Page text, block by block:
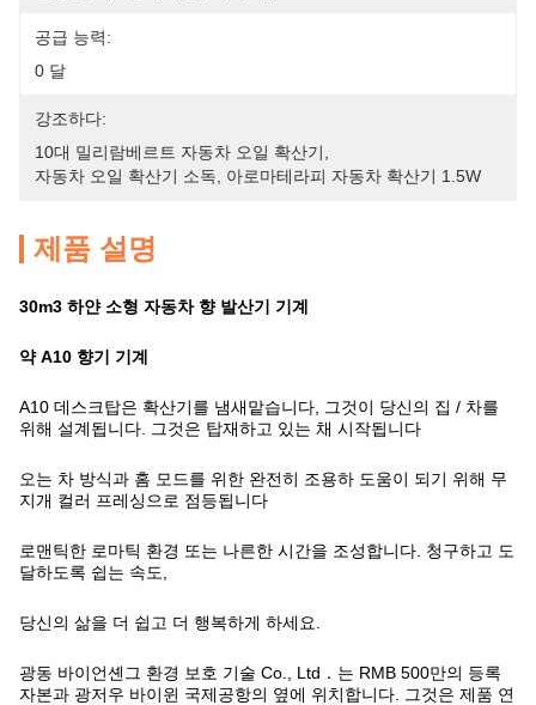
공급 능력:
0 달
강조하다:
10대 밀리람베르트 자동차 오일 확산기
자동차 오일 확산기 소독
아로마테라피 자동차 확산기 1.5W
제품 설명
30m3 하얀 소형 자동차 향 발산기 기계
약 A10 향기 기계
A10 데스크탑은 확산기를 냄새맡습니다, 그것이 당신의 집 / 차를
위해 설계됩니다. 그것은 탑재하고 있는 채 시작됩니다
오는 차 방식과 홈 모드를 위한 완전히 조용하 도움이 되기 위해 무
지개 컬러 프레싱으로 점등됩니다
로맨틱한 로마틱 환경 또는 나른한 시간을 조성합니다. 청구하고 도
달하도록 쉽는 속도,
당신의 삶을 더 쉽고 더 행복하게 하세요.
광동 바이언셴그 환경 보호 기술 Co., Ltd．는 RMB 500만의 등록
자본과 광저우 바이윈 국제공항의 옆에 위치합니다. 그것은 제품 연